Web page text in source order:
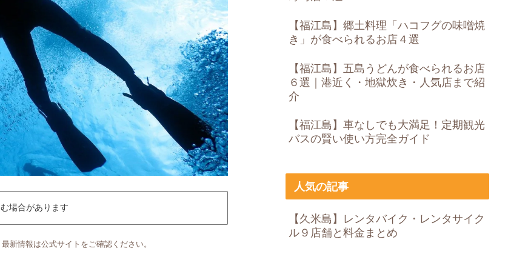
場合があります
新情報は公式サイトをご確認ください。
【福江島】郷土料理「ハコフグの味噌焼
き」が食べられるお店４選
【福江島】五島うどんが食べられるお店
６選｜港近く・地獄炊き・人気店まで紹
介
【福江島】車なしでも大満足！定期観光
バスの賢い使い方完全ガイド
人気の記事
【久米島】レンタバイク・レンタサイク
ル９店舗と料金まとめ